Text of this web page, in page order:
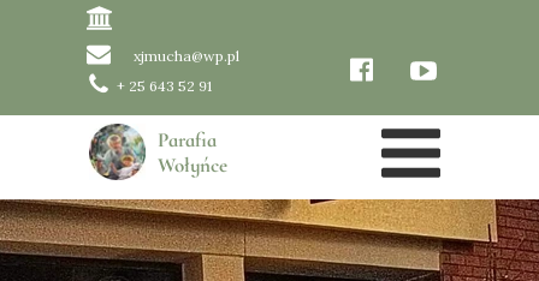
xjmucha@wp.pl
+ 25 643 52 91
Parafia
Wołyńce